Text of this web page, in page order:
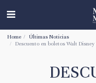
Home
Últimas Noticias
Descuento en boletos Walt